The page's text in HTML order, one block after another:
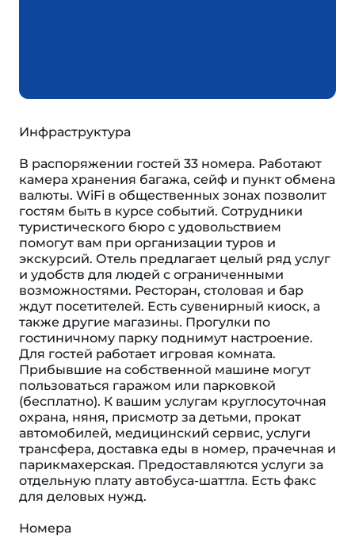
Инфраструктура
В распоряжении гостей 33 номера. Работают
камера хранения багажа, сейф и пункт обмена
валюты. WiFi в общественных зонах позволит
гостям быть в курсе событий. Сотрудники
туристического бюро с удовольствием
помогут вам при организации туров и
экскурсий. Отель предлагает целый ряд услуг
и удобств для людей с ограниченными
возможностями. Ресторан, столовая и бар
ждут посетителей. Есть сувенирный киоск, а
также другие магазины. Прогулки по
гостиничному парку поднимут настроение.
Для гостей работает игровая комната.
Прибывшие на собственной машине могут
пользоваться гаражом или парковкой
(бесплатно). К вашим услугам круглосуточная
охрана, няня, присмотр за детьми, прокат
автомобилей, медицинский сервис, услуги
трансфера, доставка еды в номер, прачечная и
парикмахерская. Предоставляются услуги за
отдельную плату автобуса-шаттла. Есть факс
для деловых нужд.
Номера